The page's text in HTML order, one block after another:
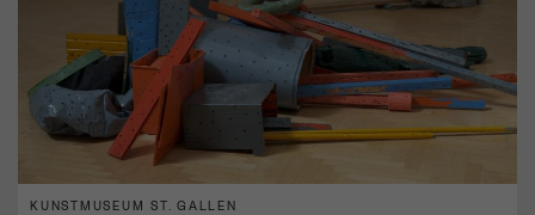
KUNSTMUSEUM ST. GALLEN